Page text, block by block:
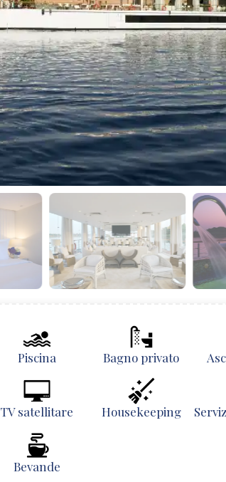
Piscina Bagno privato
TV satellitare Housekeeping
Bevande